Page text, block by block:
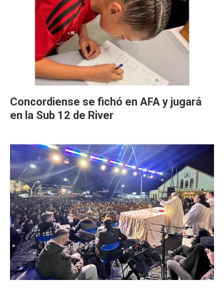
Concordiense se fichó en AFA y jugará
en la Sub 12 de River